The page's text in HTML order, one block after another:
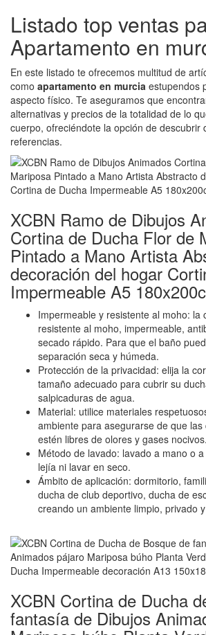
Listado top ventas
Apartamento en
En este listado te ofrecemos multitud de
como apartamento en murcia estupendos
aspecto físico. Te aseguramos que
alternativas y precios de la totalidad de lo
cuerpo, ofreciéndote la opción de descubrir
referencias.
XCBN Ramo de Dibujos
Cortina de Ducha Flor de
Pintado a Mano Artista
decoración del hogar
Impermeable A5
Impermeable y resistente al moho: la
resistente al moho, impermeable,
secado rápido. Para que el baño
separación seca y húmeda.
Protección de la privacidad: elija la
tamaño adecuado para cubrir su
salpicaduras de agua.
Material: utilice materiales
ambiente para asegurarse de que las
estén libres de olores y gases nocivos.
Método de lavado: lavado a mano o
lejía ni lavar en seco.
Ámbito de aplicación: dormitorio,
ducha de club deportivo, ducha de
creando un ambiente limpio, privado
XCBN Cortina de Ducha
fantasía de Dibujos